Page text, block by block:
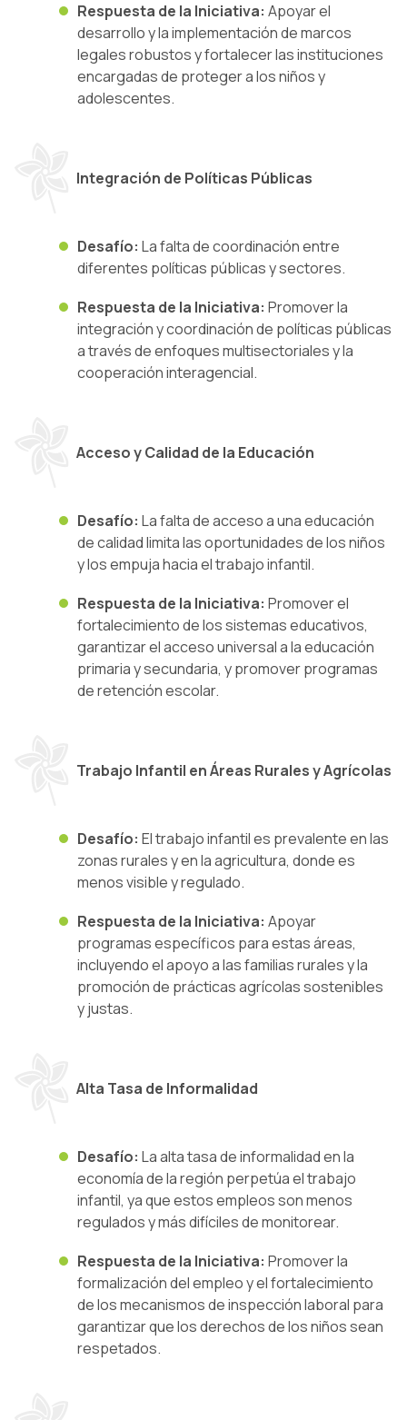
Respuesta de la Iniciativa: Apoyar el
desarrollo y la implementación de marcos
legales robustos y fortalecer las instituciones
encargadas de proteger a los niños y
adolescentes.
Integración de Políticas Públicas
Desafío: La falta de coordinación entre
diferentes políticas públicas y sectores.
Respuesta de la Iniciativa: Promover la
integración y coordinación de políticas públicas
a través de enfoques multisectoriales y la
cooperación interagencial.
Acceso y Calidad de la Educación
Desafío: La falta de acceso a una educación
de calidad limita las oportunidades de los niños
y los empuja hacia el trabajo infantil.
Respuesta de la Iniciativa: Promover el
fortalecimiento de los sistemas educativos,
garantizar el acceso universal a la educación
primaria y secundaria, y promover programas
de retención escolar.
Trabajo Infantil en Áreas Rurales y Agrícolas
Desafío: El trabajo infantil es prevalente en las
zonas rurales y en la agricultura, donde es
menos visible y regulado.
Respuesta de la Iniciativa: Apoyar
programas específicos para estas áreas,
incluyendo el apoyo a las familias rurales y la
promoción de prácticas agrícolas sostenibles
y justas.
Alta Tasa de Informalidad
Desafío: La alta tasa de informalidad en la
economía de la región perpetúa el trabajo
infantil, ya que estos empleos son menos
regulados y más difíciles de monitorear.
Respuesta de la Iniciativa: Promover la
formalización del empleo y el fortalecimiento
de los mecanismos de inspección laboral para
garantizar que los derechos de los niños sean
respetados.